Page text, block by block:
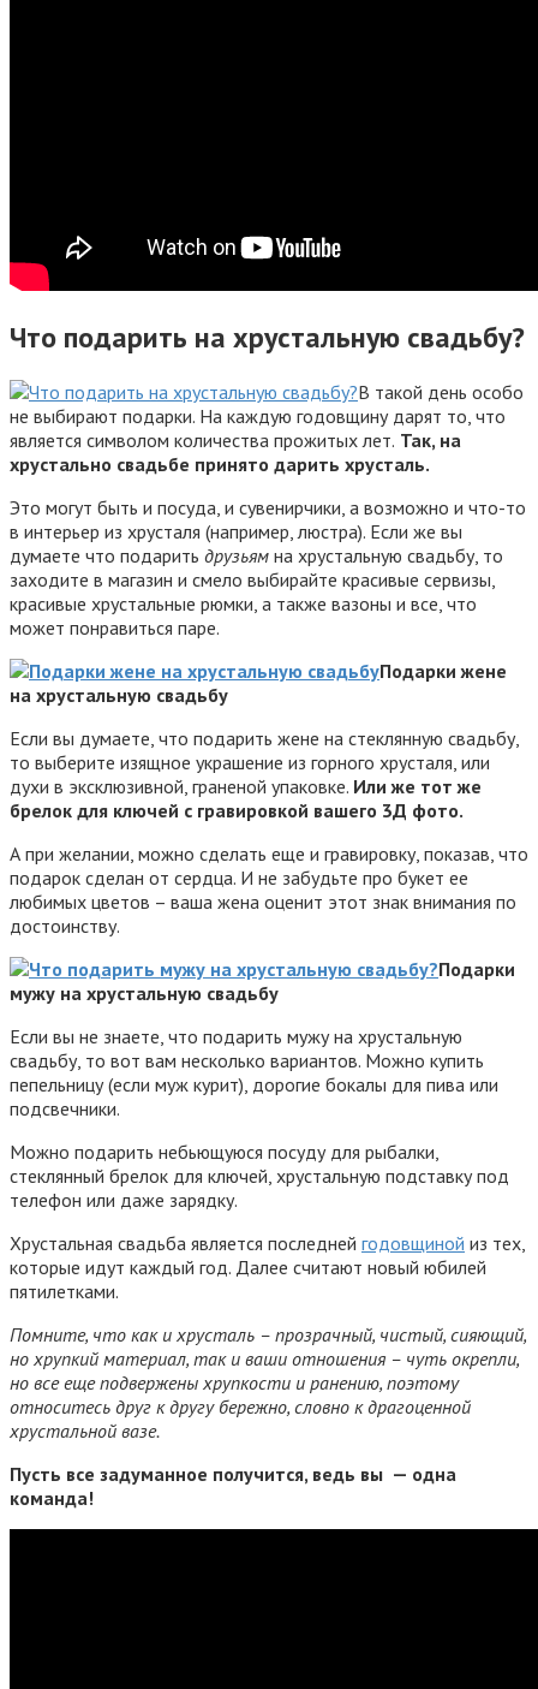
Что подарить на хрустальную свадьбу?
В такой день особо
не выбирают подарки. На каждую годовщину дарят то, что
является символом количества прожитых лет. Так, на
хрустально свадьбе принято дарить хрусталь.
Это могут быть и посуда, и сувенирчики, а возможно и что-то
в интерьер из хрусталя (например, люстра). Если же вы
думаете что подарить друзьям на хрустальную свадьбу, то
заходите в магазин и смело выбирайте красивые сервизы,
красивые хрустальные рюмки, а также вазоны и все, что
может понравиться паре.
Подарки жене
на хрустальную свадьбу
Если вы думаете, что подарить жене на стеклянную свадьбу,
то выберите изящное украшение из горного хрусталя, или
духи в эксклюзивной, граненой упаковке. Или же тот же
брелок для ключей с гравировкой вашего 3Д фото.
А при желании, можно сделать еще и гравировку, показав, что
подарок сделан от сердца. И не забудьте про букет ее
любимых цветов – ваша жена оценит этот знак внимания по
достоинству.
Подарки
мужу на хрустальную свадьбу
Если вы не знаете, что подарить мужу на хрустальную
свадьбу, то вот вам несколько вариантов. Можно купить
пепельницу (если муж курит), дорогие бокалы для пива или
подсвечники.
Можно подарить небьющуюся посуду для рыбалки,
стеклянный брелок для ключей, хрустальную подставку под
телефон или даже зарядку.
Хрустальная свадьба является последней годовщиной из тех,
которые идут каждый год. Далее считают новый юбилей
пятилетками.
Помните, что как и хрусталь – прозрачный, чистый, сияющий,
но хрупкий материал, так и ваши отношения – чуть окрепли,
но все еще подвержены хрупкости и ранению, поэтому
относитесь друг к другу бережно, словно к драгоценной
хрустальной вазе.
Пусть все задуманное получится, ведь вы — одна
команда!